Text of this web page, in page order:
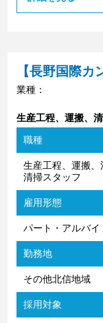
【長野国際カ
業種：
生産工程、運搬、
職種
生産工程、運搬、
清掃スタッフ
雇用形態
パート・アルバイ
勤務地
その他北信地域
採用対象